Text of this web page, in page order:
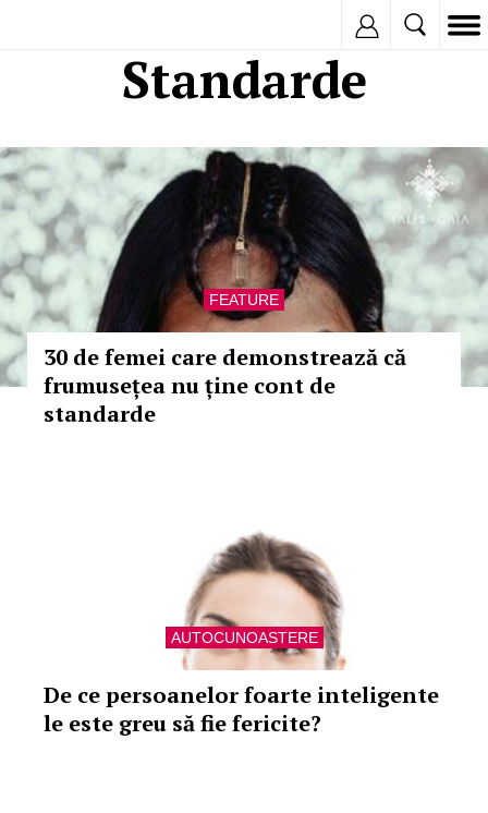
Standarde
FEATURE
30 de femei care demonstrează că
frumusețea nu ține cont de
standarde
AUTOCUNOASTERE
De ce persoanelor foarte inteligente
le este greu să fie fericite?